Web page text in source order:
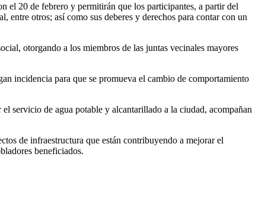
el 20 de febrero y permitirán que los participantes, a partir del
entre otros; así como sus deberes y derechos para contar con un
otorgando a los miembros de las juntas vecinales mayores
incidencia para que se promueva el cambio de comportamiento
servicio de agua potable y alcantarillado a la ciudad, acompañan
de infraestructura que están contribuyendo a mejorar el
beneficiados.